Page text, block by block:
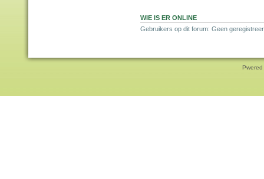
WIE IS ER ONLINE
Gebruikers op dit forum: Geen